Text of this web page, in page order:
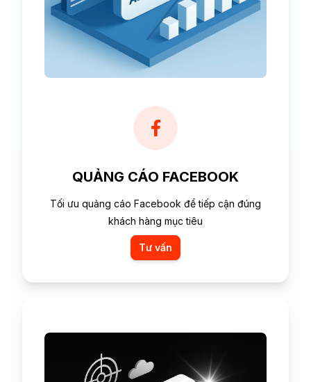
QUẢNG CÁO FACEBOOK
Tối ưu quảng cáo Facebook để tiếp cận đúng
khách hàng mục tiêu
Tư vấn